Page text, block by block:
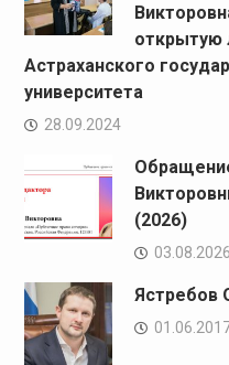
открытую
Астраханского
университета
28.09.2024
(2026)
03.08.2026
Ястребов